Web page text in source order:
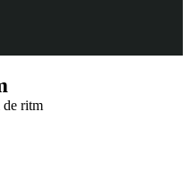
de ritm